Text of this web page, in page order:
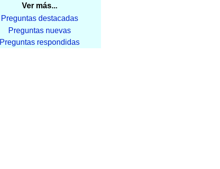
Ver más...
Preguntas destacadas
Preguntas nuevas
Preguntas respondidas